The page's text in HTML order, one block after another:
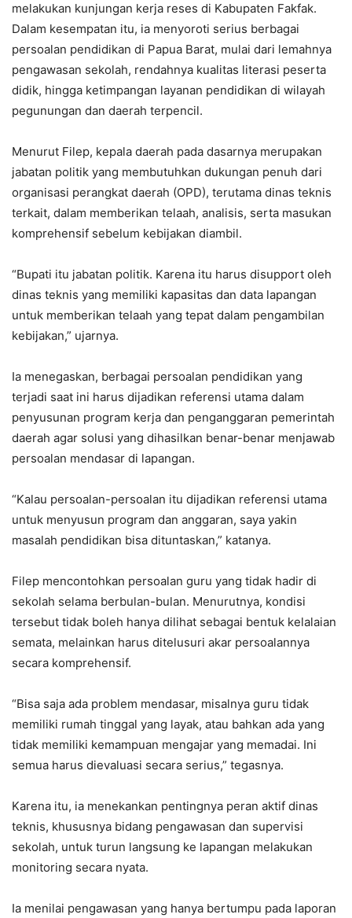
melakukan kunjungan kerja reses di Kabupaten Fakfak.
Dalam kesempatan itu, ia menyoroti serius berbagai
persoalan pendidikan di Papua Barat, mulai dari lemahnya
pengawasan sekolah, rendahnya kualitas literasi peserta
didik, hingga ketimpangan layanan pendidikan di wilayah
pegunungan dan daerah terpencil.
Menurut Filep, kepala daerah pada dasarnya merupakan
jabatan politik yang membutuhkan dukungan penuh dari
organisasi perangkat daerah (OPD), terutama dinas teknis
terkait, dalam memberikan telaah, analisis, serta masukan
komprehensif sebelum kebijakan diambil.
“Bupati itu jabatan politik. Karena itu harus disupport oleh
dinas teknis yang memiliki kapasitas dan data lapangan
untuk memberikan telaah yang tepat dalam pengambilan
kebijakan,” ujarnya.
Ia menegaskan, berbagai persoalan pendidikan yang
terjadi saat ini harus dijadikan referensi utama dalam
penyusunan program kerja dan penganggaran pemerintah
daerah agar solusi yang dihasilkan benar-benar menjawab
persoalan mendasar di lapangan.
“Kalau persoalan-persoalan itu dijadikan referensi utama
untuk menyusun program dan anggaran, saya yakin
masalah pendidikan bisa dituntaskan,” katanya.
Filep mencontohkan persoalan guru yang tidak hadir di
sekolah selama berbulan-bulan. Menurutnya, kondisi
tersebut tidak boleh hanya dilihat sebagai bentuk kelalaian
semata, melainkan harus ditelusuri akar persoalannya
secara komprehensif.
“Bisa saja ada problem mendasar, misalnya guru tidak
memiliki rumah tinggal yang layak, atau bahkan ada yang
tidak memiliki kemampuan mengajar yang memadai. Ini
semua harus dievaluasi secara serius,” tegasnya.
Karena itu, ia menekankan pentingnya peran aktif dinas
teknis, khususnya bidang pengawasan dan supervisi
sekolah, untuk turun langsung ke lapangan melakukan
monitoring secara nyata.
Ia menilai pengawasan yang hanya bertumpu pada laporan